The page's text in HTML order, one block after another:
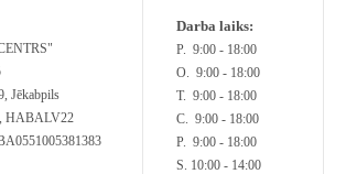
Jēkabpils
HABALV22
Darba laiks:
P. 9:00 - 18:00
O. 9:00 - 18:00
T. 9:00 - 18:00
C. 9:00 - 18:00
P. 9:00 - 18:00
S. 10:00 - 14:00